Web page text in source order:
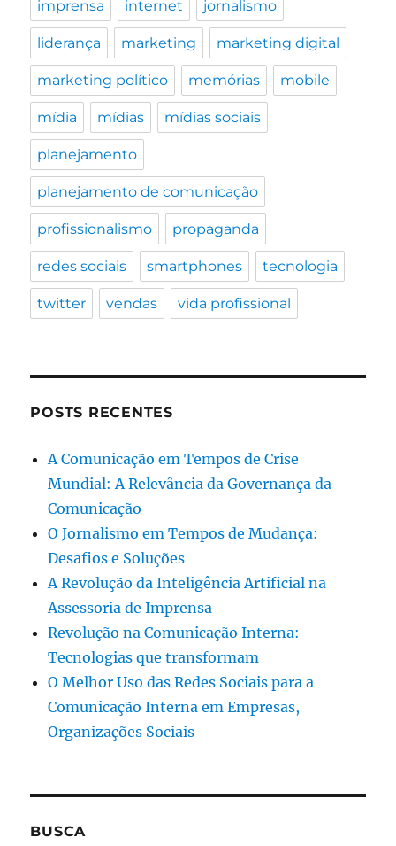
imprensa internet jornalismo
liderança marketing marketing digital
marketing político memórias mobile
mídia mídias mídias sociais
planejamento
planejamento de comunicação
profissionalismo propaganda
redes sociais smartphones tecnologia
twitter vendas vida profissional
POSTS RECENTES
A Comunicação em Tempos de Crise
Mundial: A Relevância da Governança da
Comunicação
O Jornalismo em Tempos de Mudança:
Desafios e Soluções
A Revolução da Inteligência Artificial na
Assessoria de Imprensa
Revolução na Comunicação Interna:
Tecnologias que transformam
O Melhor Uso das Redes Sociais para a
Comunicação Interna em Empresas,
Organizações Sociais
BUSCA